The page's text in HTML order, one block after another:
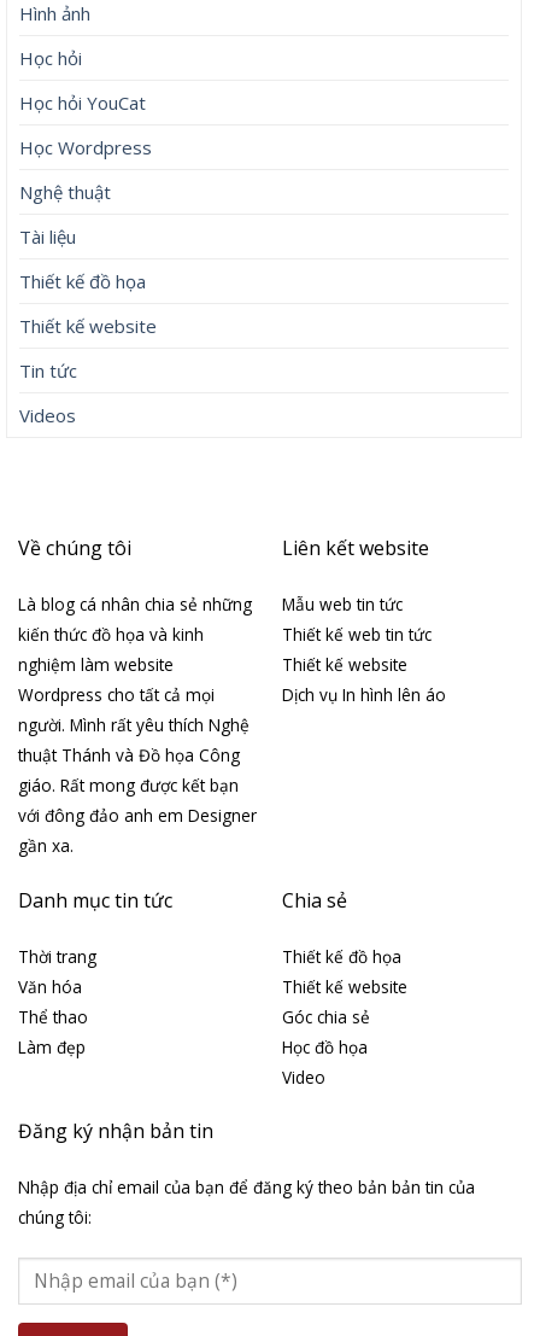
Hình ảnh
Học hỏi
Học hỏi YouCat
Học Wordpress
Nghệ thuật
Tài liệu
Thiết kế đồ họa
Thiết kế website
Tin tức
Videos
Về chúng tôi
Là blog cá nhân chia sẻ những
kiến thức đồ họa và kinh
nghiệm làm website
Wordpress cho tất cả mọi
người. Mình rất yêu thích Nghệ
thuật Thánh và Đồ họa Công
giáo. Rất mong được kết bạn
với đông đảo anh em Designer
gần xa.
Liên kết website
Mẫu web tin tức
Thiết kế web tin tức
Thiết kế website
Dịch vụ In hình lên áo
Danh mục tin tức
Thời trang
Văn hóa
Thể thao
Làm đẹp
Chia sẻ
Thiết kế đồ họa
Thiết kế website
Góc chia sẻ
Học đồ họa
Video
Đăng ký nhận bản tin
Nhập địa chỉ email của bạn để đăng ký theo bản bản tin của
chúng tôi: